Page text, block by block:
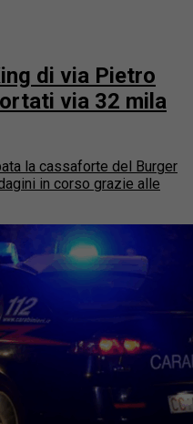
di via Pietro
via 32 mila
la cassaforte del Burger
in corso grazie alle